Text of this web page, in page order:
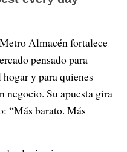
Almacén fortalece
pensado para
y para quienes
negocio. Su apuesta gira
“Más barato. Más